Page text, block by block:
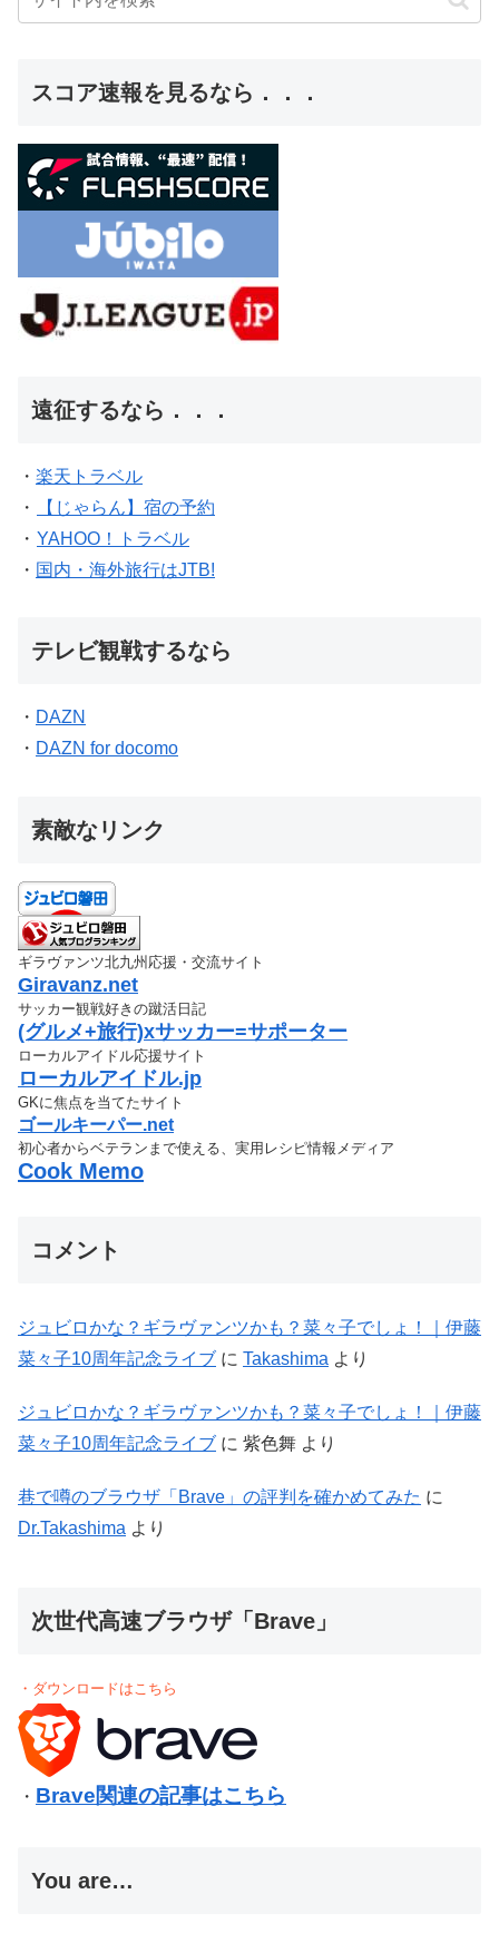
スコア速報を見るなら．．．
遠征するなら．．．
・ 楽天トラベル
・
【じゃらん】宿の予約
・ YAHOO！トラベル
・ 国内・海外旅行はJTB!
テレビ観戦するなら
・ DAZN
・ DAZN for docomo
素敵なリンク
ギラヴァンツ北九州応援・交流サイト
Giravanz.net
サッカー観戦好きの蹴活日記
(グルメ+旅行)xサッカー=サポーター
ローカルアイドル応援サイト
ローカルアイドル.jp
GKに焦点を当てたサイト
ゴールキーパー.net
初心者からベテランまで使える、実用レシピ情報メディア
Cook Memo
コメント
ジュビロかな？ギラヴァンツかも？菜々子でしょ！｜伊藤
菜々子10周年記念ライブ に Takashima より
ジュビロかな？ギラヴァンツかも？菜々子でしょ！｜伊藤
菜々子10周年記念ライブ に 紫色舞 より
巷で噂のブラウザ「Brave」の評判を確かめてみた に
Dr.Takashima より
次世代高速ブラウザ「Brave」
・ダウンロードはこちら
・ Brave関連の記事はこちら
You are…